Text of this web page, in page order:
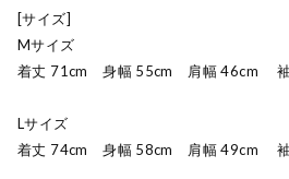
[サイズ]
Mサイズ
着丈 71cm 身幅 55cm 肩幅 46cm
Lサイズ
着丈 74cm 身幅 58cm 肩幅 49cm